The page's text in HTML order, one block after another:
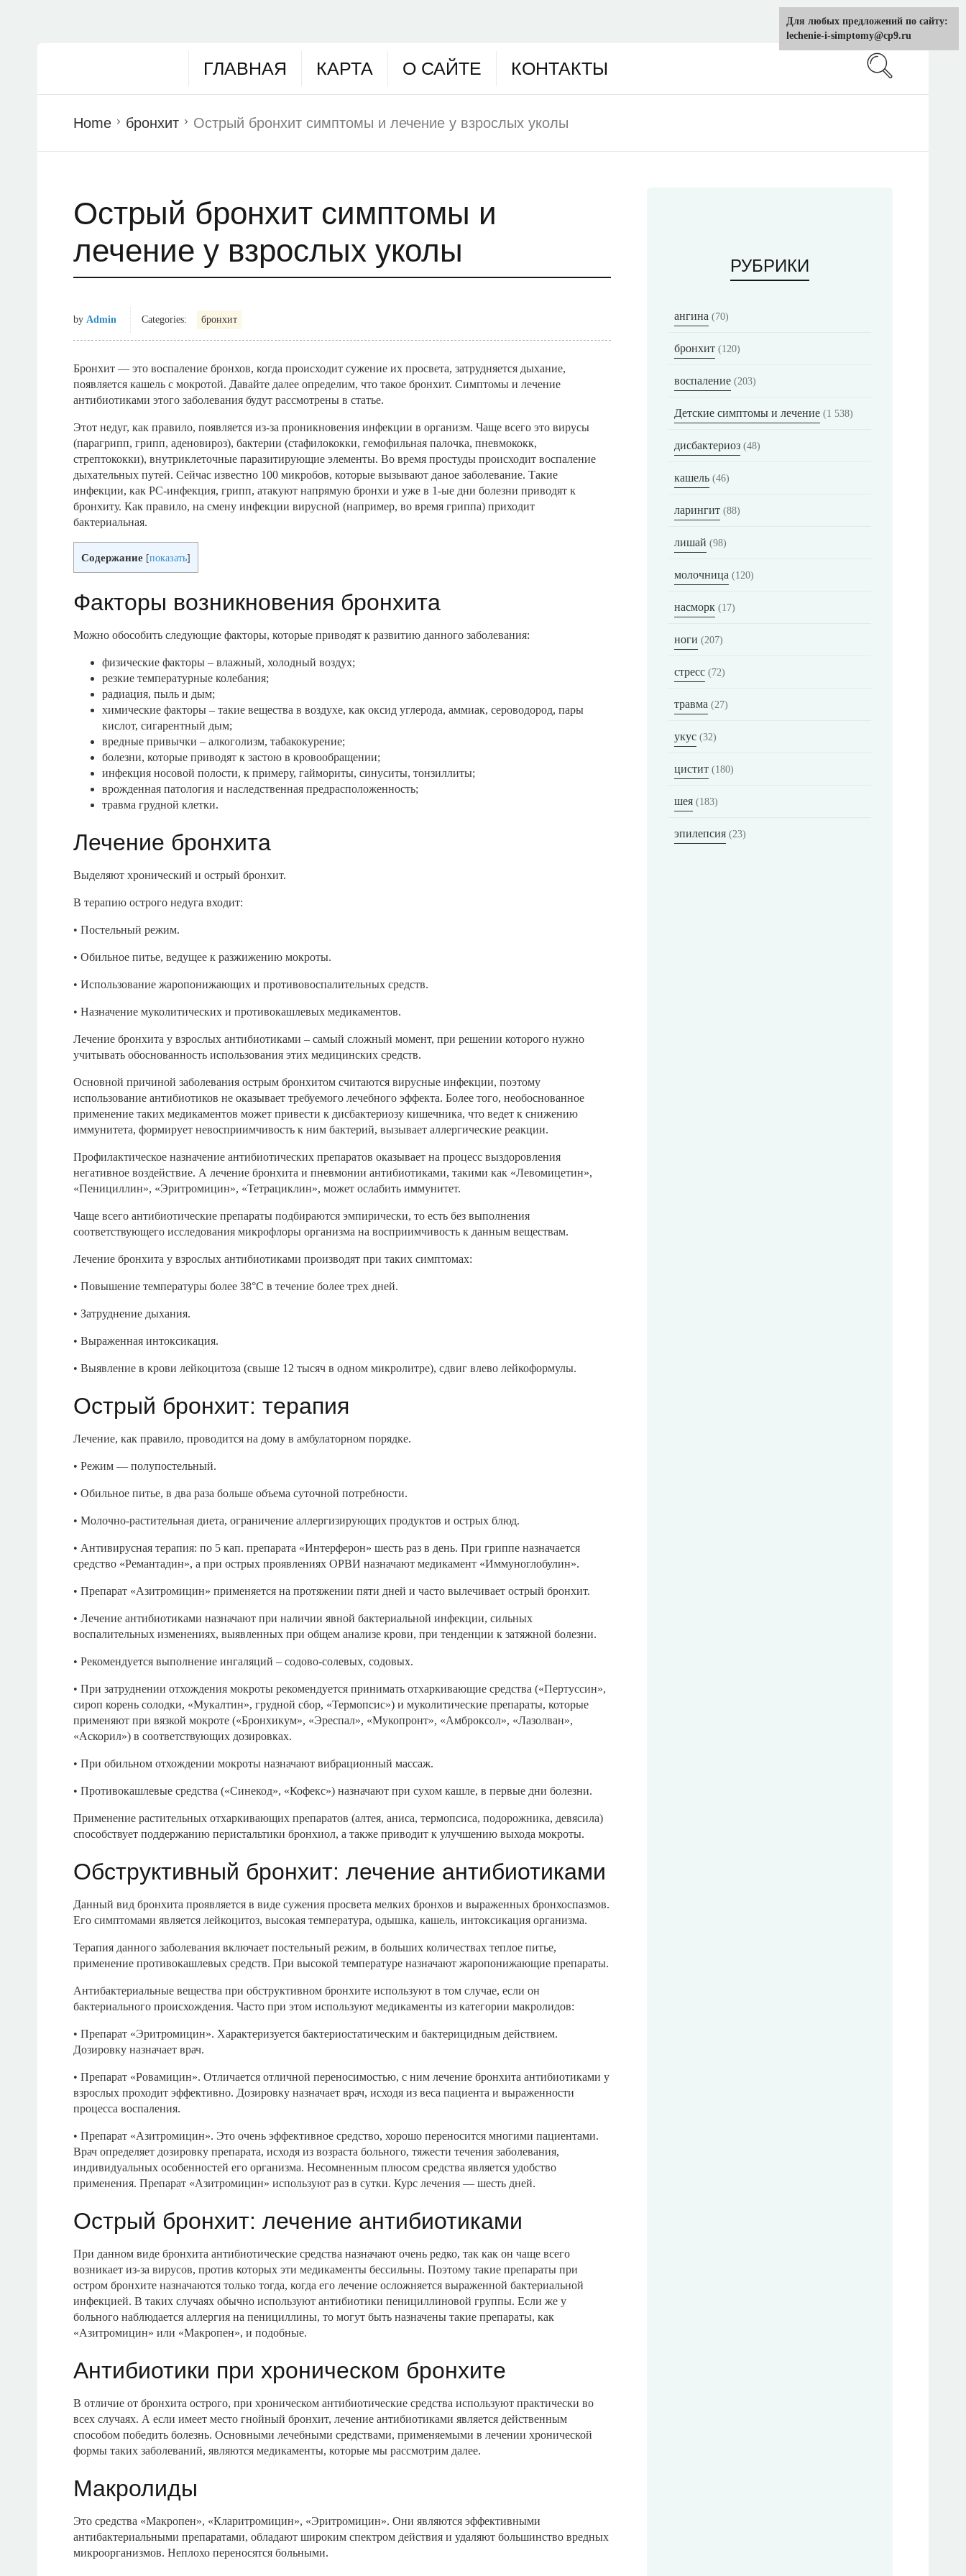
ГЛАВНАЯ КАРТА О САЙТЕ КОНТАКТЫ
Home бронхит Острый бронхит симптомы и лечение у взрослых уколы
Острый бронхит симптомы и
лечение у взрослых уколы
by Admin Categories: бронхит
Бронхит — это воспаление бронхов, когда происходит сужение их просвета, затрудняется дыхание,
появляется кашель с мокротой. Давайте далее определим, что такое бронхит. Симптомы и лечение
антибиотиками этого заболевания будут рассмотрены в статье.
Этот недуг, как правило, появляется из-за проникновения инфекции в организм. Чаще всего это вирусы
(парагрипп, грипп, аденовироз), бактерии (стафилококки, гемофильная палочка, пневмококк,
стрептококки), внутриклеточные паразитирующие элементы. Во время простуды происходит воспаление
дыхательных путей. Сейчас известно 100 микробов, которые вызывают даное заболевание. Такие
инфекции, как РС-инфекция, грипп, атакуют напрямую бронхи и уже в 1-ые дни болезни приводят к
бронхиту. Как правило, на смену инфекции вирусной (например, во время гриппа) приходит
бактериальная.
Содержание [показать]
Факторы возникновения бронхита
Можно обособить следующие факторы, которые приводят к развитию данного заболевания:
физические факторы – влажный, холодный воздух;
резкие температурные колебания;
радиация, пыль и дым;
химические факторы – такие вещества в воздухе, как оксид углерода, аммиак, сероводород, пары
кислот, сигарентный дым;
вредные привычки – алкоголизм, табакокурение;
болезни, которые приводят к застою в кровообращении;
инфекция носовой полости, к примеру, гаймориты, синуситы, тонзиллиты;
врожденная патология и наследственная предрасположенность;
травма грудной клетки.
Лечение бронхита
Выделяют хронический и острый бронхит.
В терапию острого недуга входит:
• Постельный режим.
• Обильное питье, ведущее к разжижению мокроты.
• Использование жаропонижающих и противовоспалительных средств.
• Назначение муколитических и противокашлевых медикаментов.
Лечение бронхита у взрослых антибиотиками – самый сложный момент, при решении которого нужно
учитывать обоснованность использования этих медицинских средств.
Основной причиной заболевания острым бронхитом считаются вирусные инфекции, поэтому
использование антибиотиков не оказывает требуемого лечебного эффекта. Более того, необоснованное
применение таких медикаментов может привести к дисбактериозу кишечника, что ведет к снижению
иммунитета, формирует невосприимчивость к ним бактерий, вызывает аллергические реакции.
Профилактическое назначение антибиотических препаратов оказывает на процесс выздоровления
негативное воздействие. А лечение бронхита и пневмонии антибиотиками, такими как «Левомицетин»,
«Пенициллин», «Эритромицин», «Тетрациклин», может ослабить иммунитет.
Чаще всего антибиотические препараты подбираются эмпирически, то есть без выполнения
соответствующего исследования микрофлоры организма на восприимчивость к данным веществам.
Лечение бронхита у взрослых антибиотиками производят при таких симптомах:
• Повышение температуры более 38°С в течение более трех дней.
• Затруднение дыхания.
• Выраженная интоксикация.
• Выявление в крови лейкоцитоза (свыше 12 тысяч в одном микролитре), сдвиг влево лейкоформулы.
Острый бронхит: терапия
Лечение, как правило, проводится на дому в амбулаторном порядке.
• Режим — полупостельный.
• Обильное питье, в два раза больше объема суточной потребности.
• Молочно-растительная диета, ограничение аллергизирующих продуктов и острых блюд.
• Антивирусная терапия: по 5 кап. препарата «Интерферон» шесть раз в день. При гриппе назначается
средство «Ремантадин», а при острых проявлениях ОРВИ назначают медикамент «Иммуноглобулин».
• Препарат «Азитромицин» применяется на протяжении пяти дней и часто вылечивает острый бронхит.
• Лечение антибиотиками назначают при наличии явной бактериальной инфекции, сильных
воспалительных изменениях, выявленных при общем анализе крови, при тенденции к затяжной болезни.
• Рекомендуется выполнение ингаляций – содово-солевых, содовых.
• При затруднении отхождения мокроты рекомендуется принимать отхаркивающие средства («Пертуссин»,
сироп корень солодки, «Мукалтин», грудной сбор, «Термопсис») и муколитические препараты, которые
применяют при вязкой мокроте («Бронхикум», «Эреспал», «Мукопронт», «Амброксол», «Лазолван»,
«Аскорил») в соответствующих дозировках.
• При обильном отхождении мокроты назначают вибрационный массаж.
• Противокашлевые средства («Синекод», «Кофекс») назначают при сухом кашле, в первые дни болезни.
Применение растительных отхаркивающих препаратов (алтея, аниса, термопсиса, подорожника, девясила)
способствует поддержанию перистальтики бронхиол, а также приводит к улучшению выхода мокроты.
Обструктивный бронхит: лечение антибиотиками
Данный вид бронхита проявляется в виде сужения просвета мелких бронхов и выраженных бронхоспазмов.
Его симптомами является лейкоцитоз, высокая температура, одышка, кашель, интоксикация организма.
Терапия данного заболевания включает постельный режим, в больших количествах теплое питье,
применение противокашлевых средств. При высокой температуре назначают жаропонижающие препараты.
Антибактериальные вещества при обструктивном бронхите используют в том случае, если он
бактериального происхождения. Часто при этом используют медикаменты из категории макролидов:
• Препарат «Эритромицин». Характеризуется бактериостатическим и бактерицидным действием.
Дозировку назначает врач.
• Препарат «Ровамицин». Отличается отличной переносимостью, с ним лечение бронхита антибиотиками у
взрослых проходит эффективно. Дозировку назначает врач, исходя из веса пациента и выраженности
процесса воспаления.
• Препарат «Азитромицин». Это очень эффективное средство, хорошо переносится многими пациентами.
Врач определяет дозировку препарата, исходя из возраста больного, тяжести течения заболевания,
индивидуальных особенностей его организма. Несомненным плюсом средства является удобство
применения. Препарат «Азитромицин» используют раз в сутки. Курс лечения — шесть дней.
Острый бронхит: лечение антибиотиками
При данном виде бронхита антибиотические средства назначают очень редко, так как он чаще всего
возникает из-за вирусов, против которых эти медикаменты бессильны. Поэтому такие препараты при
остром бронхите назначаются только тогда, когда его лечение осложняется выраженной бактериальной
инфекцией. В таких случаях обычно используют антибиотики пенициллиновой группы. Если же у
больного наблюдается аллергия на пенициллины, то могут быть назначены такие препараты, как
«Азитромицин» или «Макропен», и подобные.
Антибиотики при хроническом бронхите
В отличие от бронхита острого, при хроническом антибиотические средства используют практически во
всех случаях. А если имеет место гнойный бронхит, лечение антибиотиками является действенным
способом победить болезнь. Основными лечебными средствами, применяемыми в лечении хронической
формы таких заболеваний, являются медикаменты, которые мы рассмотрим далее.
Макролиды
Это средства «Макропен», «Кларитромицин», «Эритромицин». Они являются эффективными
антибактериальными препаратами, обладают широким спектром действия и удаляют большинство вредных
микроорганизмов. Неплохо переносятся больными.
РУБРИКИ
ангина (70)
бронхит (120)
воспаление (203)
Детские симптомы и лечение (1 538)
дисбактериоз (48)
кашель (46)
ларингит (88)
лишай (98)
молочница (120)
насморк (17)
ноги (207)
стресс (72)
травма (27)
укус (32)
цистит (180)
шея (183)
эпилепсия (23)
Для любых предложений по сайту:
lechenie-i-simptomy@cp9.ru